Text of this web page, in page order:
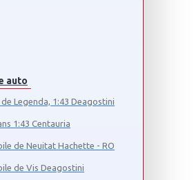
auto
Legenda, 1:43 Deagostini
1:43 Centauria
de Neuitat Hachette - RO
de Vis Deagostini